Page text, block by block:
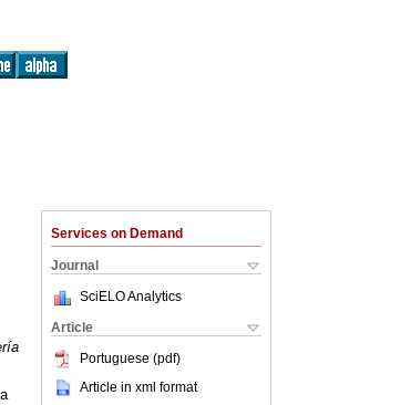
Services on Demand
Journal
SciELO Analytics
Article
Portuguese (pdf)
Article in xml format